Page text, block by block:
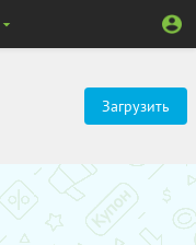
Загрузить